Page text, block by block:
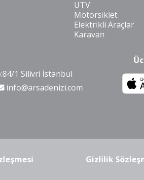
UTV
Motorsiklet
Elektrikli Araçlar
Karavan
1 Silivri İstanbul
info@arsadenizi.com
Gizlilik